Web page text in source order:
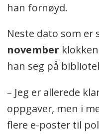
han fornøyd.
Neste dato som er
november
han seg på
– Jeg er allerede
oppgaver, men i
flere e-poster til